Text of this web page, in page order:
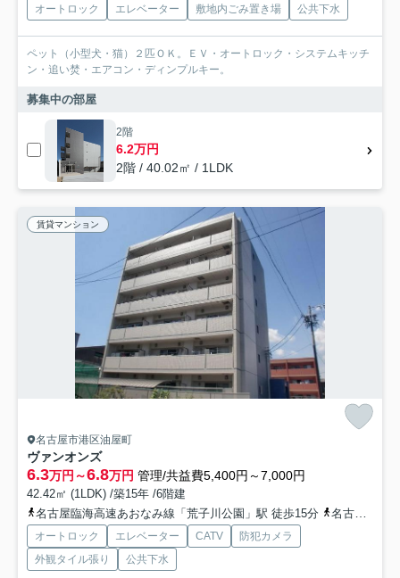
オートロック エレベーター 敷地内ごみ置き場 公共下水
ペット（小型犬・猫）２匹ＯＫ。ＥＶ・オートロック・システムキッチ
ン・追い焚・エアコン・ディンプルキー。
募集中の部屋
2階
6.2万円
2階 / 40.02㎡ / 1LDK
賃貸マンション
名古屋市港区油屋町
ヴァンオンズ
6.3万円～6.8万円 管理/共益費5,400円～7,000円
42.42㎡ (1LDK) /築15年 /6階建
名古屋臨海高速あおなみ線「荒子川公園」駅 徒歩15分
名古屋臨海高速あおなみ線「港北」駅 徒歩26分
オートロック エレベーター CATV
防犯カメラ
外観タイル張り
公共下水